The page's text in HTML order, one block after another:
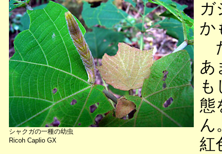
シャクガの一種の幼虫
Ricoh Caplio GX
ガ
か
あ
態
ん
紅